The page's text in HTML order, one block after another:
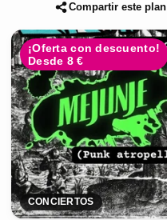
Compartir este plan
¡Oferta con descuento!
Desde 8 €
CONCIERTOS